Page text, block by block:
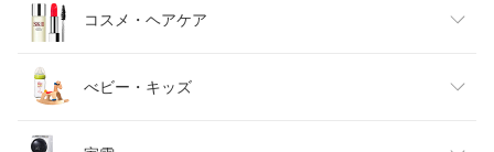
キッズファッション
ベビーファッション
スイーツ・お菓子
水・ソフトドリンク
日用品雑貨・文房具・手芸
ダイエット・健康
コスメ・ヘアケア
美容・コスメ・香水
べビー・キッズ